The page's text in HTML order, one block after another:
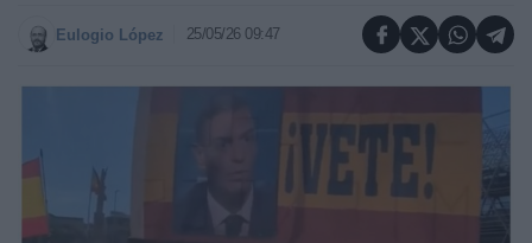
Eulogio López 25/05/26 09:47